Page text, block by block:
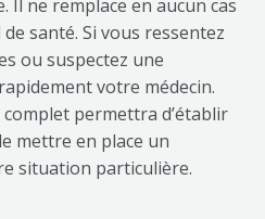
Il ne remplace en aucun cas
santé. Si vous ressentez
ou suspectez une
votre médecin.
permettra d’établir
mettre en place un
situation particulière.